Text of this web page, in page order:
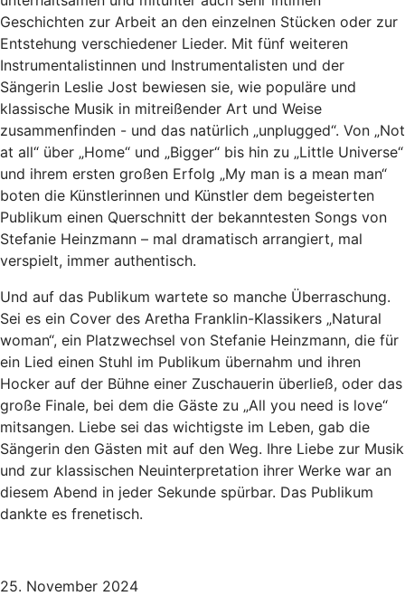
Geschichten zur Arbeit an den einzelnen Stücken oder zur
Entstehung verschiedener Lieder. Mit fünf weiteren
Instrumentalistinnen und Instrumentalisten und der
Sängerin Leslie Jost bewiesen sie, wie populäre und
klassische Musik in mitreißender Art und Weise
zusammenfinden - und das natürlich „unplugged“. Von „Not
at all“ über „Home“ und „Bigger“ bis hin zu „Little Universe“
und ihrem ersten großen Erfolg „My man is a mean man“
boten die Künstlerinnen und Künstler dem begeisterten
Publikum einen Querschnitt der bekanntesten Songs von
Stefanie Heinzmann – mal dramatisch arrangiert, mal
verspielt, immer authentisch.
Und auf das Publikum wartete so manche Überraschung.
Sei es ein Cover des Aretha Franklin-Klassikers „Natural
woman“, ein Platzwechsel von Stefanie Heinzmann, die für
ein Lied einen Stuhl im Publikum übernahm und ihren
Hocker auf der Bühne einer Zuschauerin überließ, oder das
große Finale, bei dem die Gäste zu „All you need is love“
mitsangen. Liebe sei das wichtigste im Leben, gab die
Sängerin den Gästen mit auf den Weg. Ihre Liebe zur Musik
und zur klassischen Neuinterpretation ihrer Werke war an
diesem Abend in jeder Sekunde spürbar. Das Publikum
dankte es frenetisch.
25. November 2024